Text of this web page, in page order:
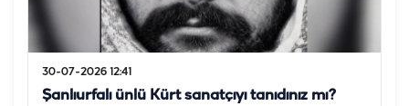
30-07-2026 12:41
Şanlıurfalı ünlü Kürt sanatçıyı tanıdınız mı?